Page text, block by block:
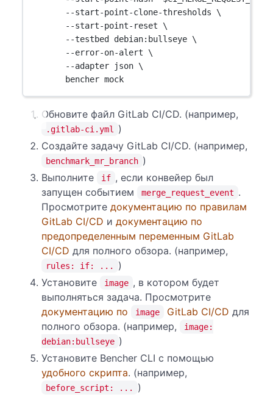
--start-point-clone-thresholds \
--start-point-reset \
--testbed debian:bullseye \
--error-on-alert \
--adapter json \
bencher mock
Обновите файл GitLab CI/CD. (например,
.gitlab-ci.yml
)
Создайте задачу GitLab CI/CD. (например,
benchmark_mr_branch )
Выполните
if , если конвейер был
запущен событием
merge_request_event .
Просмотрите документацию по правилам
GitLab CI/CD и документацию по
предопределенным переменным GitLab
CI/CD для полного обзора. (например,
rules: if: ...
)
Установите
image , в котором будет
выполняться задача. Просмотрите
документацию по
image GitLab CI/CD для
полного обзора. (например,
image:
debian:bullseye )
Установите Bencher CLI с помощью
удобного скрипта. (например,
before_script: ...
)